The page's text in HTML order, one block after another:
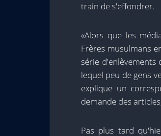
train de s'effondrer.
«Alors que les
Frères musulmans
série d'enlèvements
lequel peu de gens
explique un
demande des
Pas plus tard